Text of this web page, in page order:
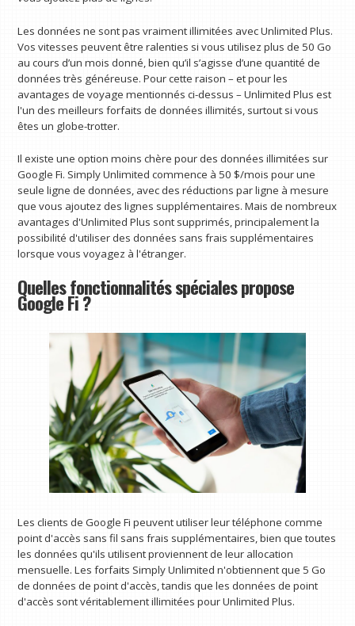
Les données ne sont pas vraiment illimitées avec Unlimited Plus.
Vos vitesses peuvent être ralenties si vous utilisez plus de 50 Go
au cours d’un mois donné, bien qu’il s’agisse d’une quantité de
données très généreuse. Pour cette raison – et pour les
avantages de voyage mentionnés ci-dessus – Unlimited Plus est
l'un des meilleurs forfaits de données illimités, surtout si vous
êtes un globe-trotter.
Il existe une option moins chère pour des données illimitées sur
Google Fi. Simply Unlimited commence à 50 $/mois pour une
seule ligne de données, avec des réductions par ligne à mesure
que vous ajoutez des lignes supplémentaires. Mais de nombreux
avantages d'Unlimited Plus sont supprimés, principalement la
possibilité d'utiliser des données sans frais supplémentaires
lorsque vous voyagez à l'étranger.
Quelles fonctionnalités spéciales propose
Google Fi ?
Les clients de Google Fi peuvent utiliser leur téléphone comme
point d'accès sans fil sans frais supplémentaires, bien que toutes
les données qu'ils utilisent proviennent de leur allocation
mensuelle. Les forfaits Simply Unlimited n'obtiennent que 5 Go
de données de point d'accès, tandis que les données de point
d'accès sont véritablement illimitées pour Unlimited Plus.